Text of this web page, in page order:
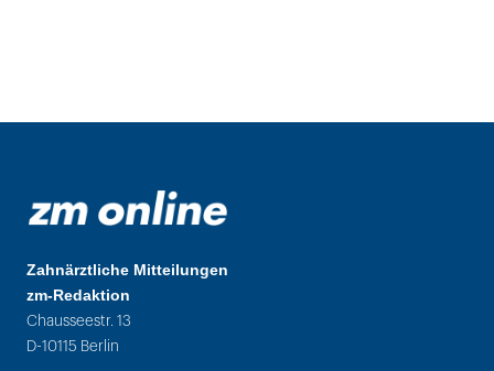
Zahnärztliche Mitteilungen
zm-Redaktion
Chausseestr. 13
D-10115 Berlin